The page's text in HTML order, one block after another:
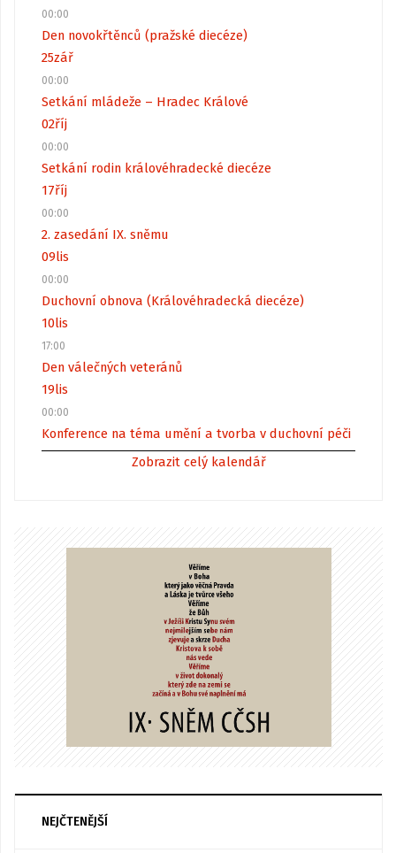
00:00
Den novokřtěnců (pražské diecéze)
25zář
00:00
Setkání mládeže – Hradec Králové
02říj
00:00
Setkání rodin královéhradecké diecéze
17říj
00:00
2. zasedání IX. sněmu
09lis
00:00
Duchovní obnova (Královéhradecká diecéze)
10lis
17:00
Den válečných veteránů
19lis
00:00
Konference na téma umění a tvorba v duchovní péči
Zobrazit celý kalendář
NEJČTENĚJŠÍ